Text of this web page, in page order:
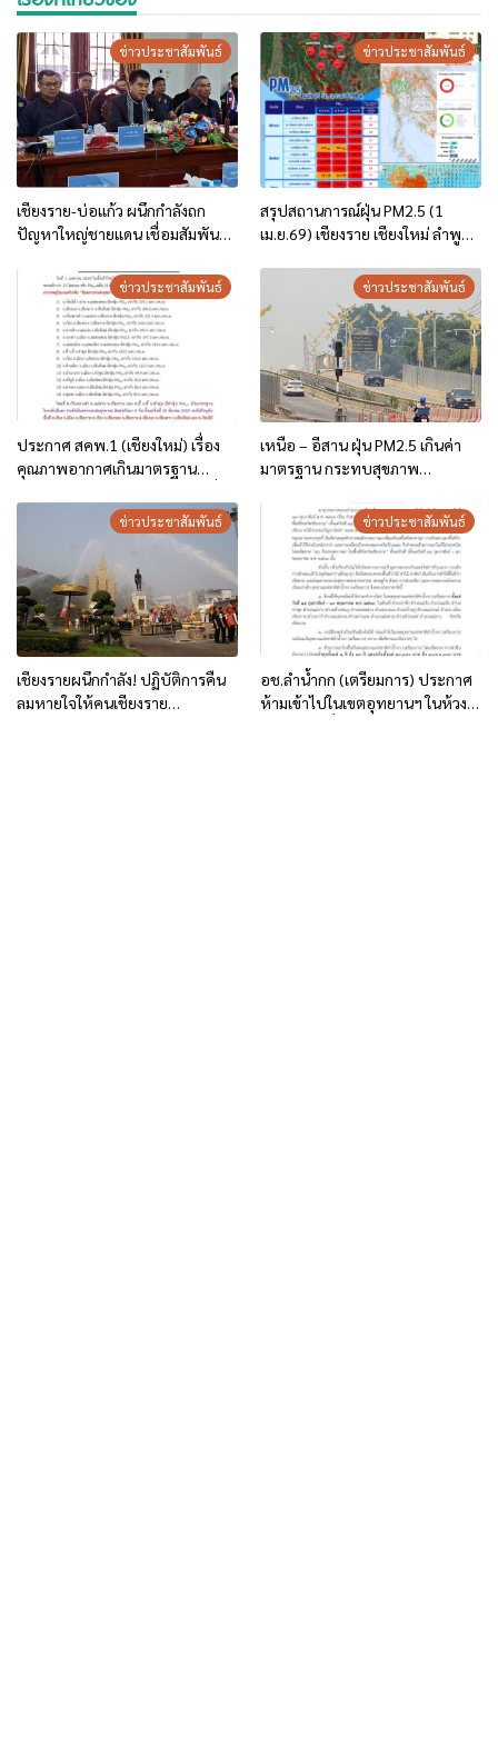
ข่าวประชาสัมพันธ์
เชียงราย-บ่อแก้ว ผนึกกำลังถก
ปัญหาใหญ่ชายแดน เชื่อมสัมพันธ์
ข่าวประชาสัมพันธ์
สรุปสถานการณ์ฝุ่น PM2.5 (1
เม.ย.69) เชียงราย เชียงใหม่ ลำพูน
ข่าวประชาสัมพันธ์
ประกาศ สคพ.1 (เชียงใหม่) เรื่อง
คุณภาพอากาศเกินมาตรฐาน
(6/2569) วันที่ 1 เม.ย.69
ข่าวประชาสัมพันธ์
เหนือ – อีสาน ฝุ่น PM2.5 เกินค่า
มาตรฐาน กระทบสุขภาพ
ข่าวประชาสัมพันธ์
เชียงรายผนึกกำลัง! ปฏิบัติการคืน
ลมหายใจให้คนเชียงราย
ข่าวประชาสัมพันธ์
อช.ลำน้ำกก (เตรียมการ) ประกาศ
ห้ามเข้าไปในเขตอุทยานฯ ในห้วง